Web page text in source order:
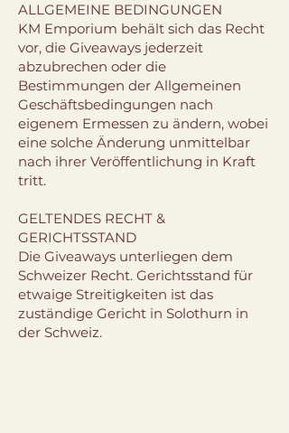
ALLGEMEINE BEDINGUNGEN
KM Emporium behält sich das Recht
vor, die Giveaways jederzeit
abzubrechen oder die
Bestimmungen der Allgemeinen
Geschäftsbedingungen nach
eigenem Ermessen zu ändern, wobei
eine solche Änderung unmittelbar
nach ihrer Veröffentlichung in Kraft
tritt.
GELTENDES RECHT &
GERICHTSSTAND
Die Giveaways unterliegen dem
Schweizer Recht. Gerichtsstand für
etwaige Streitigkeiten ist das
zuständige Gericht in Solothurn in
der Schweiz.